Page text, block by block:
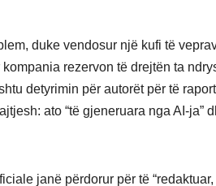
duke vendosur një kufi të
rezervon të drejtën ta
detyrimin për autorët për të
ato “të gjeneruara nga AI-ja”
janë përdorur për të “redaktuar,